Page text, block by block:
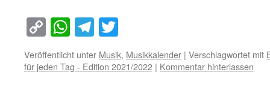
Copy
Link
WhatsApp
Telegram
Veröffentlicht unter Musik, Musikkalender | Verschlagwortet mit
für jeden Tag - Edition 2021/2022 | Kommentar hinterlassen